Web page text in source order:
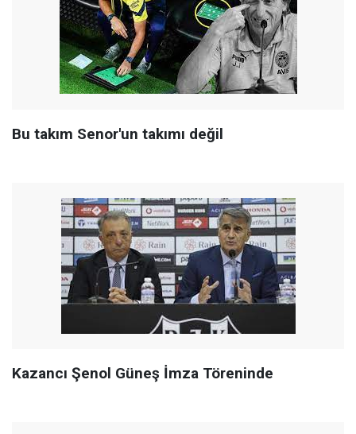
Bu takım Senor'un takımı değil
Kazancı Şenol Güneş İmza Töreninde